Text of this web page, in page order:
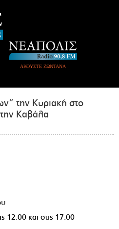
ΑΚΟΥΣΤΕ ΖΩΝΤΑΝΑ
την Κυριακή στο
Καβάλα
12.00 και στις 17.00